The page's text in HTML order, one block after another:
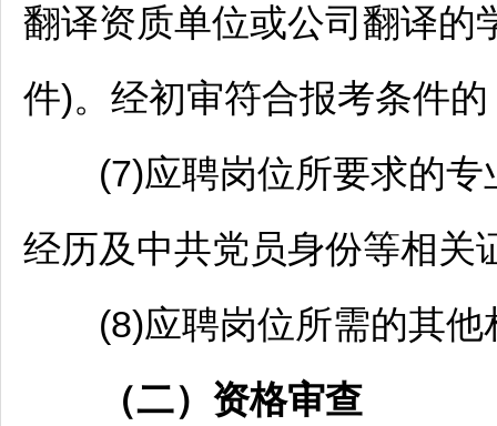
翻译资质单位或公司翻译的
件)。经初审符合报考条件
(7)应聘岗位所要求的专
经历及中共党员身份等相关
(8)应聘岗位所需的其他
（二）资格审查